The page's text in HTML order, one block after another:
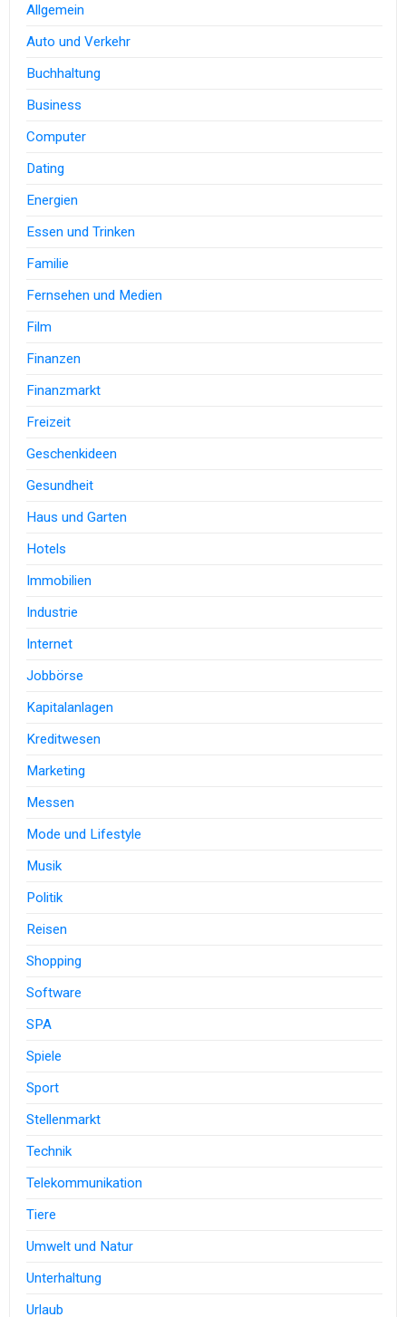
Allgemein
Auto und Verkehr
Buchhaltung
Business
Computer
Dating
Energien
Essen und Trinken
Familie
Fernsehen und Medien
Film
Finanzen
Finanzmarkt
Freizeit
Geschenkideen
Gesundheit
Haus und Garten
Hotels
Immobilien
Industrie
Internet
Jobbörse
Kapitalanlagen
Kreditwesen
Marketing
Messen
Mode und Lifestyle
Musik
Politik
Reisen
Shopping
Software
SPA
Spiele
Sport
Stellenmarkt
Technik
Telekommunikation
Tiere
Umwelt und Natur
Unterhaltung
Urlaub